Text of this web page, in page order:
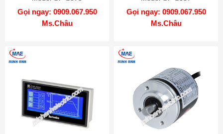
Gọi ngay: 0909.067.950
Ms.Châu
Gọi ngay: 0909.067.950
Ms.Châu